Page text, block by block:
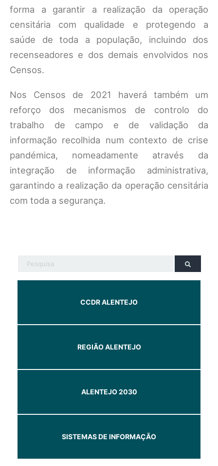
forma a garantir a realização da operação
censitária com qualidade e protegendo a
saúde de toda a população, incluindo dos
recenseadores e dos demais envolvidos nos
Censos.
Nos Censos de 2021 haverá também um
reforço dos mecanismos de controlo do
trabalho de campo e de validação da
informação recolhida num contexto de crise
pandémica, nomeadamente através da
integração de informação administrativa,
garantindo a realização da operação censitária
com toda a segurança.
CCDR ALENTEJO
REGIÃO ALENTEJO
ALENTEJO 2030
SISTEMAS DE INFORMAÇÃO